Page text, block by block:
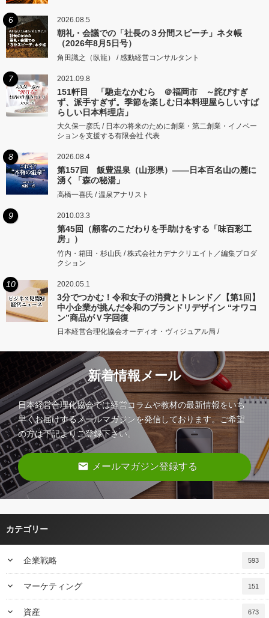
6 2026.08.5
朝礼・会議での「社長の３分間スピーチ」ネタ帳
（2026年8月5日号）
角田識之（臥龍） / 感動経営コンサルタント
7 2021.09.8
151軒目 「馳走なかむら ＠福岡市 ～詫びすぎ
ず、派手すぎず。季節を楽しむ日本料理屋らしいすば
らしい日本料理店」
大久保一彦氏 / 日本の将来のために創業・第二創業・イノベー
ションを支援する有限会社 代表
8 2026.08.4
第157回 飯豊温泉（山形県）――日本百名山の麓に
湧く「森の秘湯」
高橋一喜氏 / 温泉アナリスト
9 2010.03.3
第45回（顧客のこだわりを手助けをする「味百彩工
房」）
竹内・箱田・杉山氏 / 株式会社カデナクリエイト／編集プロダ
クション
10 2020.05.1
3分でつかむ！令和女子の消費とトレンド／【第1回】
中小企業が挑んだ令和のブランドリデザイン “オワコ
ン”商品がＶ字回復
日本経営合理化協会オーディオ・ヴィジュアル局 /
新着情報メール
日本経営合理化協会では経営コラムや教材の最新情報をいち
早くお届けするメールマガジンを発信しております。ご希望
の方は下記よりご登録下さい。
email メールマガジン登録する
カテゴリー
keyboard_arrow_down 企業戦略 593
keyboard_arrow_down マーケティング 151
keyboard_arrow_down 資産 673